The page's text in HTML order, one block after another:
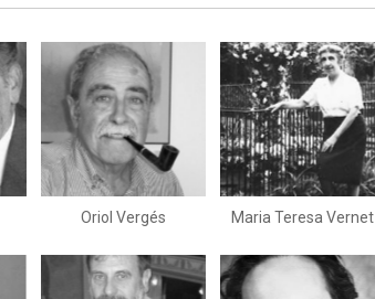
Oriol Vergés Maria Teresa Vernet